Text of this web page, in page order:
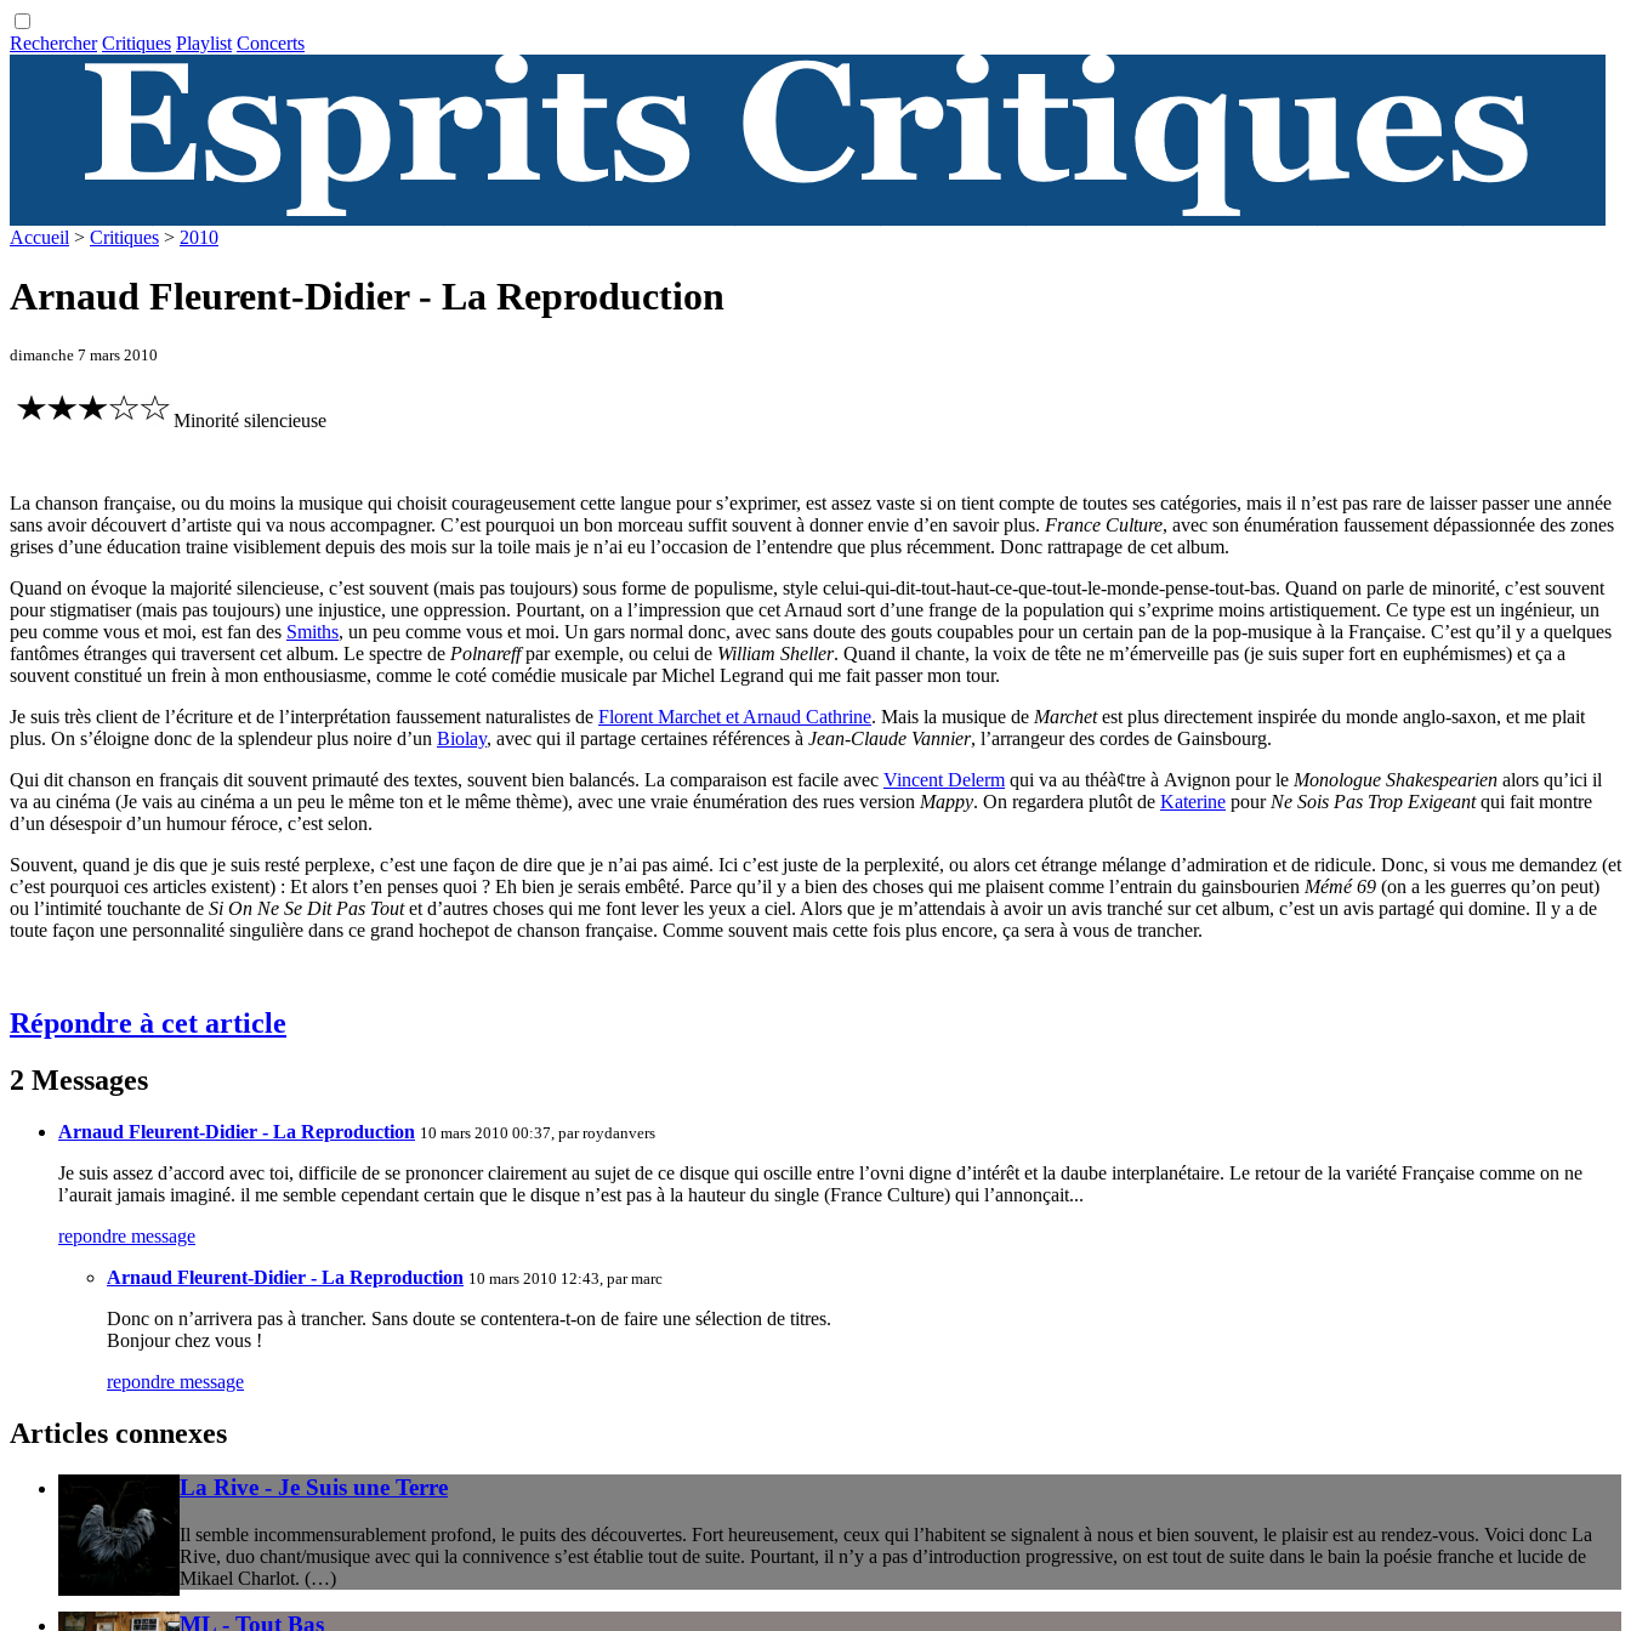
Rechercher Critiques Playlist Concerts
Accueil > Critiques > 2010
Arnaud Fleurent-Didier - La Reproduction
dimanche 7 mars 2010
Minorité silencieuse
La chanson française, ou du moins la musique qui choisit courageusement cette langue pour s’exprimer, est assez vaste si on tient compte de toutes ses catégories, mais il n’est pas rare de laisser passer une année
sans avoir découvert d’artiste qui va nous accompagner. C’est pourquoi un bon morceau suffit souvent à donner envie d’en savoir plus. France Culture, avec son énumération faussement dépassionnée des zones
grises d’une éducation traine visiblement depuis des mois sur la toile mais je n’ai eu l’occasion de l’entendre que plus récemment. Donc rattrapage de cet album.
Quand on évoque la majorité silencieuse, c’est souvent (mais pas toujours) sous forme de populisme, style celui-qui-dit-tout-haut-ce-que-tout-le-monde-pense-tout-bas. Quand on parle de minorité, c’est souvent
pour stigmatiser (mais pas toujours) une injustice, une oppression. Pourtant, on a l’impression que cet Arnaud sort d’une frange de la population qui s’exprime moins artistiquement. Ce type est un ingénieur, un
peu comme vous et moi, est fan des Smiths, un peu comme vous et moi. Un gars normal donc, avec sans doute des gouts coupables pour un certain pan de la pop-musique à la Française. C’est qu’il y a quelques
fantômes étranges qui traversent cet album. Le spectre de Polnareffpar exemple, ou celui de William Sheller. Quand il chante, la voix de tête ne m’émerveille pas (je suis super fort en euphémismes) et ça a
souvent constitué un frein à mon enthousiasme, comme le coté comédie musicale par Michel Legrand qui me fait passer mon tour.
Je suis très client de l’écriture et de l’interprétation faussement naturalistes de Florent Marchet et Arnaud Cathrine. Mais la musique de Marchetest plus directement inspirée du monde anglo-saxon, et me plait
plus. On s’éloigne donc de la splendeur plus noire d’un Biolay, avec qui il partage certaines références à Jean-Claude Vannier, l’arrangeur des cordes de Gainsbourg.
Qui dit chanson en français dit souvent primauté des textes, souvent bien balancés. La comparaison est facile avec Vincent Delerm qui va au théà¢tre à Avignon pour le Monologue Shakespearien alors qu’ici il
va au cinéma (Je vais au cinéma a un peu le même ton et le même thème), avec une vraie énumération des rues version Mappy. On regardera plutôt de Katerine pourNe Sois Pas Trop Exigeantqui fait montre
d’un désespoir d’un humour féroce, c’est selon.
Souvent, quand je dis que je suis resté perplexe, c’est une façon de dire que je n’ai pas aimé. Ici c’est juste de la perplexité, ou alors cet étrange mélange d’admiration et de ridicule. Donc, si vous me demandez (et
c’est pourquoi ces articles existent) : Et alors t’en penses quoi ? Eh bien je serais embêté. Parce qu’il y a bien des choses qui me plaisent comme l’entrain du gainsbourien Mémé 69 (on a les guerres qu’on peut)
ou l’intimité touchante de Si On Ne Se Dit Pas Toutet d’autres choses qui me font lever les yeux a ciel. Alors que je m’attendais à avoir un avis tranché sur cet album, c’est un avis partagé qui domine. Il y a de
toute façon une personnalité singulière dans ce grand hochepot de chanson française. Comme souvent mais cette fois plus encore, ça sera à vous de trancher.
Répondre à cet article
2 Messages
Arnaud Fleurent-Didier - La Reproduction 10 mars 2010 00:37, parroydanvers
Je suis assez d’accord avec toi, difficile de se prononcer clairement au sujet de ce disque qui oscille entre l’ovni digne d’intérêt et la daube interplanétaire. Le retour de la variété Française comme on ne
l’aurait jamais imaginé. il me semble cependant certain que le disque n’est pas à la hauteur du single (France Culture) qui l’annonçait...
repondre message
Arnaud Fleurent-Didier - La Reproduction 10 mars 2010 12:43, parmarc
Donc on n’arrivera pas à trancher. Sans doute se contentera-t-on de faire une sélection de titres.
Bonjour chez vous !
repondre message
Articles connexes
La Rive - Je Suis une Terre
Il semble incommensurablement profond, le puits des découvertes. Fort heureusement, ceux qui l’habitent se signalent à nous et bien souvent, le plaisir est au rendez-vous. Voici donc La
Rive, duo chant/musique avec qui la connivence s’est établie tout de suite. Pourtant, il n’y a pas d’introduction progressive, on est tout de suite dans le bain la poésie franche et lucide de
Mikael Charlot. (…)
ML - Tout Bas